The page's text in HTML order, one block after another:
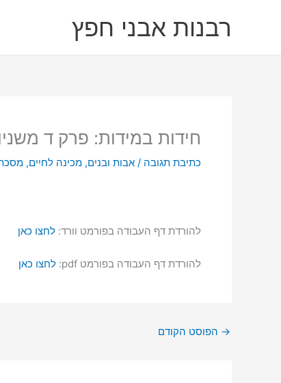
רבנות אבני חפץ
חידות במידות: פרק ד
כתיבת תגובה / אבות ובנים, מכינה לחיים,
להורדת דף העבודה בפורמט וורד: לחצו כאן
להורדת דף העבודה בפורמט pdf: לחצו כאן
→ הפוסט הקודם